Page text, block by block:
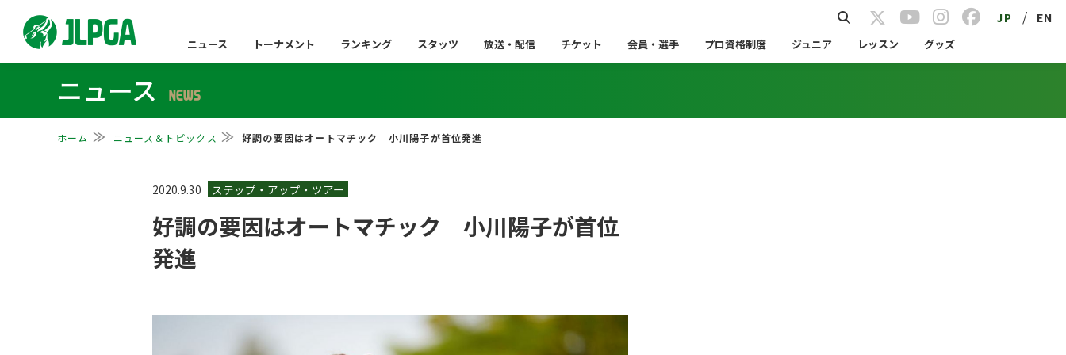
JP / EN
ニュース トーナメント ランキング スタッツ 放送・配信 チケット 会員・選手 プロ資格制度 ジュニア レッスン グッズ
ニュース NEWS
ホーム ニュース＆トピックス 好調の要因はオートマチック 小川陽子が首位発進
2020.9.30
好調の要因はオートマチック 小川陽子が首位
発進